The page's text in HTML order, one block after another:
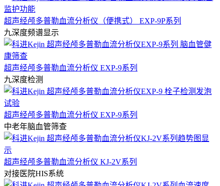
超声经颅多普勒血流分析仪（便携式） EXP-9P系列
九深度频谱显示
超声经颅多普勒血流分析仪 EXP-9系列
九深度检测
超声经颅多普勒血流分析仪 EXP-9系列
中老年脑血管筛查
超声经颅多普勒血流分析仪 KJ-2V系列
对接医院HIS系统